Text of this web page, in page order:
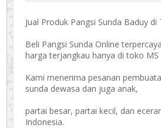
Jual Produk Pangsi Sunda Baduy
Beli Pangsi Sunda Online
harga terjangkau hanya di toko MS
Kami menerima pesanan
sunda dewasa dan juga anak,
partai besar, partai kecil, dan
Indonesia.